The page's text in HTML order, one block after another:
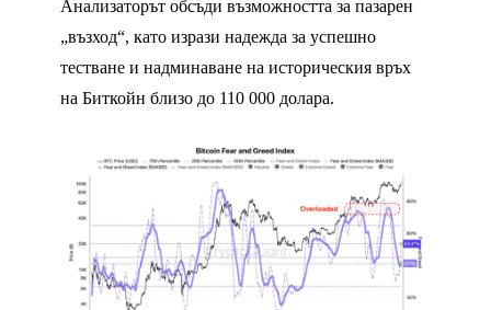
Анализаторът обсъди възможността за пазарен
„възход“, като изрази надежда за успешно
тестване и надминаване на историческия връх
на Биткойн близо до 110 000 долара.